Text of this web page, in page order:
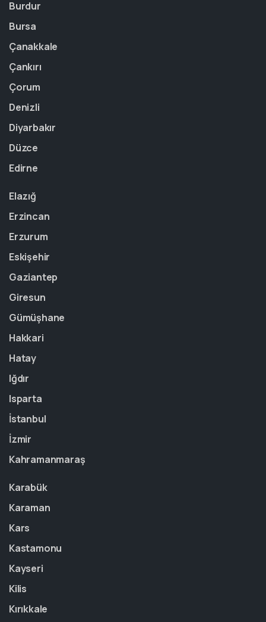
Burdur
Bursa
Çanakkale
Çankırı
Çorum
Denizli
Diyarbakır
Düzce
Edirne
Elazığ
Erzincan
Erzurum
Eskişehir
Gaziantep
Giresun
Gümüşhane
Hakkari
Hatay
Iğdır
Isparta
İstanbul
İzmir
Kahramanmaraş
Karabük
Karaman
Kars
Kastamonu
Kayseri
Kilis
Kırıkkale